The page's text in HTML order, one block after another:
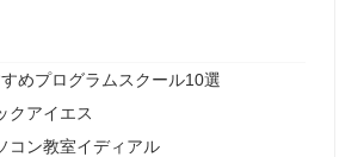
めプログラムスクール10選
クアイエス
コン教室イディアル